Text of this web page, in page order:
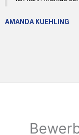
AMANDA KUEHLING